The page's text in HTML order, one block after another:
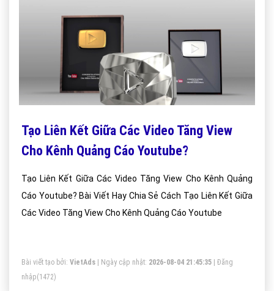
Tạo Liên Kết Giữa Các Video Tăng View
Cho Kênh Quảng Cáo Youtube?
Tạo Liên Kết Giữa Các Video Tăng View Cho Kênh Quảng
Cáo Youtube? Bài Viết Hay Chia Sẻ Cách Tạo Liên Kết Giữa
Các Video Tăng View Cho Kênh Quảng Cáo Youtube
Bài viết tạo bởi: VietAds | Ngày cập nhật: 2026-08-04 21:45:35
Đăng
nhập(1472)